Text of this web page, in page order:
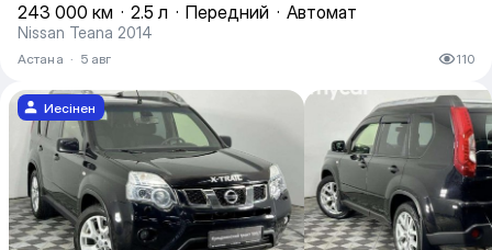
243 000 км · 2.5 л · Передний · Автомат
Nissan Teana 2014
Астана · 5 авг 110
Иесінен